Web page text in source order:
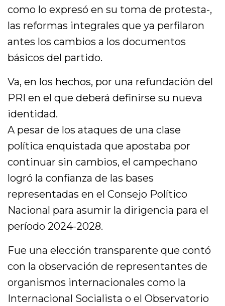
como lo expresó en su toma de protesta-,
las reformas integrales que ya perfilaron
antes los cambios a los documentos
básicos del partido.
Va, en los hechos, por una refundación del
PRI en el que deberá definirse su nueva
identidad.
A pesar de los ataques de una clase
política enquistada que apostaba por
continuar sin cambios, el campechano
logró la confianza de las bases
representadas en el Consejo Político
Nacional para asumir la dirigencia para el
período 2024-2028.
Fue una elección transparente que contó
con la observación de representantes de
organismos internacionales como la
Internacional Socialista o el Observatorio